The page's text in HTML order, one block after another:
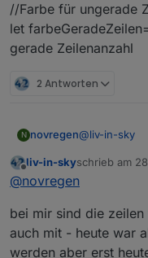
//Farbe für ungerade
let
gerade Zeilenanzahl
2 Antworten
N novregen@liv-in-sky
Bei mir
leider nicht.
Ich habe das
das war
liv-in-skyschrieb am
zuletzt
@novregen
bei mir sind die
auch mit - heute war
werden aber erst